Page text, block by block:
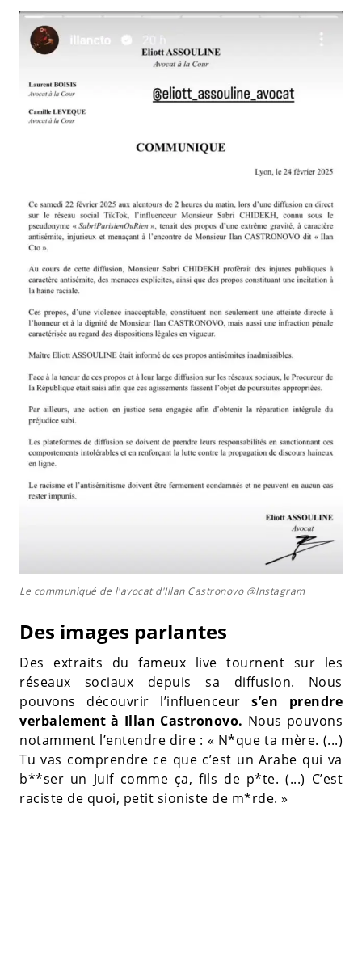
Le communiqué de l'avocat d'Illan Castronovo @Instagram
Des images parlantes
Des extraits du fameux live tournent sur les
réseaux sociaux depuis sa diffusion. Nous
pouvons découvrir l’influenceur s’en prendre
verbalement à Illan Castronovo. Nous pouvons
notamment l’entendre dire : « N*que ta mère. (...)
Tu vas comprendre ce que c’est un Arabe qui va
b**ser un Juif comme ça, fils de p*te. (...) C’est
raciste de quoi, petit sioniste de m*rde. »